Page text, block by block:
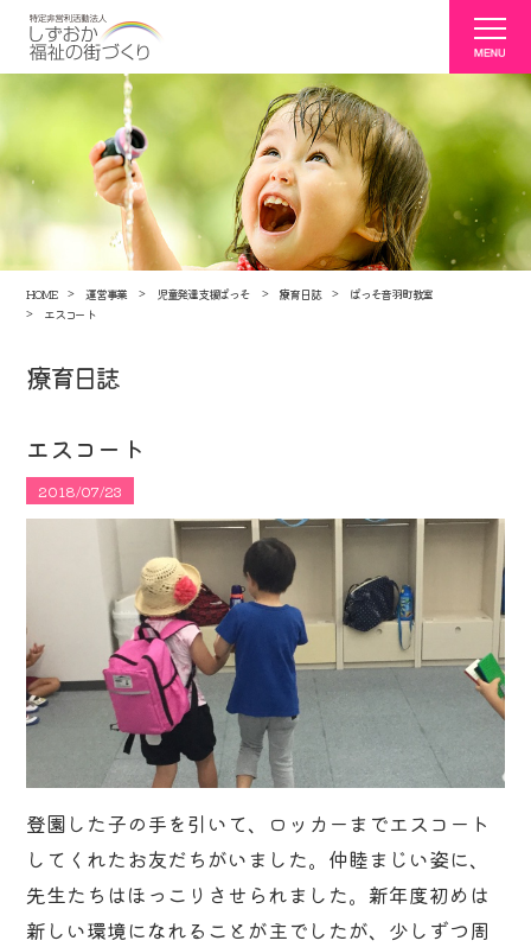
HOME 運営事業 児童発達支援ぱっそ 療育日誌
ぱっそ音羽町教室
エスコート
療育日誌
エスコート
2018/07/23
登園した子の手を引いて、ロッカーまでエスコート
してくれたお友だちがいました。仲睦まじい姿に、
先生たちはほっこりさせられました。新年度初めは
新しい環境になれることが主でしたが、少しずつ周